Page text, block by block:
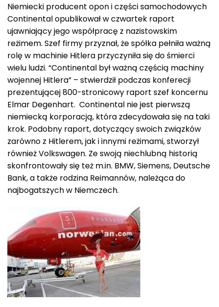
Niemiecki producent opon i części samochodowych
Continental opublikował w czwartek raport
ujawniający jego współpracę z nazistowskim
reżimem. Szef firmy przyznał, że spółka pełniła ważną
rolę w machinie Hitlera przyczyniła się do śmierci
wielu ludzi. “Continental był ważną częścią machiny
wojennej Hitlera” – stwierdził podczas konferecji
prezentującej 800-stronicowy raport szef koncernu
Elmar Degenhart. Continental nie jest pierwszą
niemiecką korporacją, która zdecydowała się na taki
krok. Podobny raport, dotyczący swoich związków
zarówno z Hitlerem, jak i innymi reżimami, stworzył
również Volkswagen. Ze swoją niechlubną historią
skonfrontowały się też m.in. BMW, Siemens, Deutsche
Bank, a także rodzina Reimannów, należąca do
najbogatszych w Niemczech.